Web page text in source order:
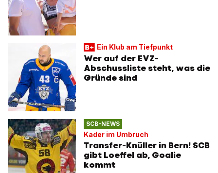
Ein Klub am Tiefpunkt
Wer auf der EVZ-
Abschussliste steht, was die
Gründe sind
SCB-NEWS
Kader im Umbruch
Transfer-Knüller in Bern! SCB
gibt Loeffel ab, Goalie
kommt